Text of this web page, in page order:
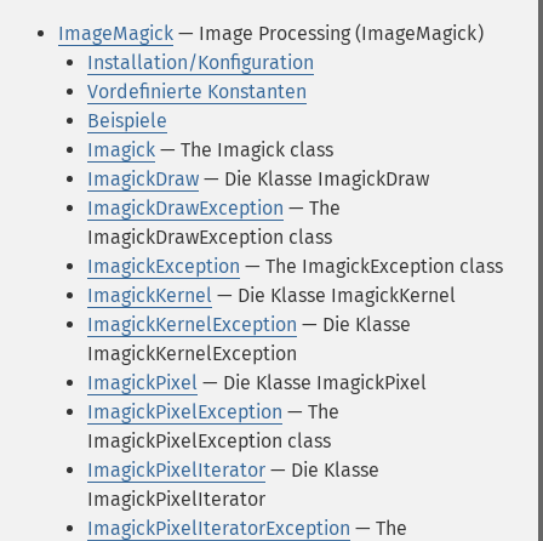
ImageMagick — Image Processing (ImageMagick)
Installation/Konfiguration
Vordefinierte Konstanten
Beispiele
Imagick — The Imagick class
ImagickDraw — Die Klasse ImagickDraw
ImagickDrawException — The
ImagickDrawException class
ImagickException — The ImagickException class
ImagickKernel — Die Klasse ImagickKernel
ImagickKernelException — Die Klasse
ImagickKernelException
ImagickPixel — Die Klasse ImagickPixel
ImagickPixelException — The
ImagickPixelException class
ImagickPixelIterator — Die Klasse
ImagickPixelIterator
ImagickPixelIteratorException — The